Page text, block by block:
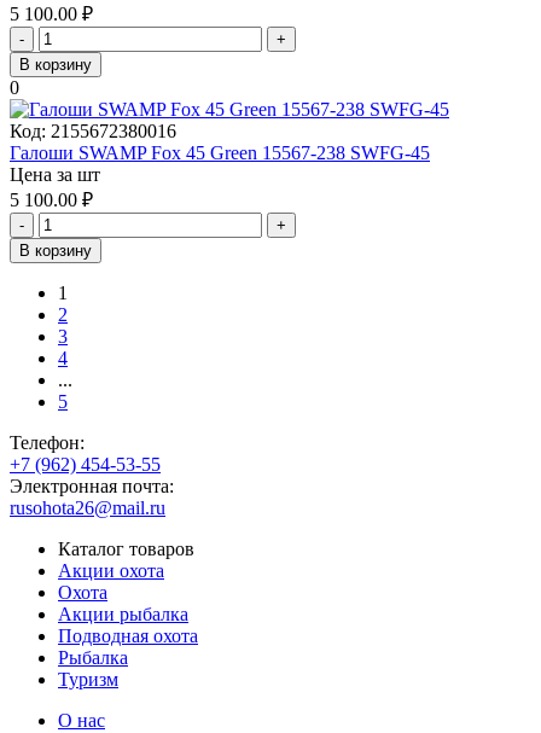
5 100.00 ₽
-
+
В корзину
0
Код: 2155672380016
Галоши SWAMP Fox 45 Green 15567-238 SWFG-45
Цена за шт
5 100.00 ₽
-
+
В корзину
1
2
3
4
...
5
Телефон:
+7 (962) 454-53-55
Электронная почта:
rusohota26@mail.ru
Каталог товаров
Акции охота
Охота
Акции рыбалка
Подводная охота
Рыбалка
Туризм
О нас